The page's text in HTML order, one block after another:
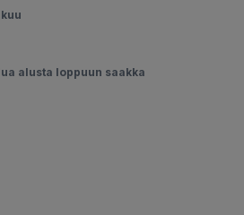
alusta loppuun saakka